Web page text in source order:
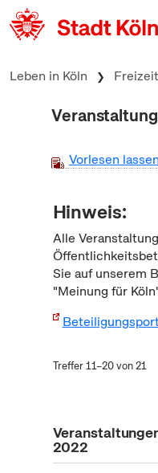
zum Inhalt springen
Leben in Köln
Vorlesen lassen
Hinweis:
Alle
Sie auf unserem
"Meinung für
Treffer 11–20 von 21
2022